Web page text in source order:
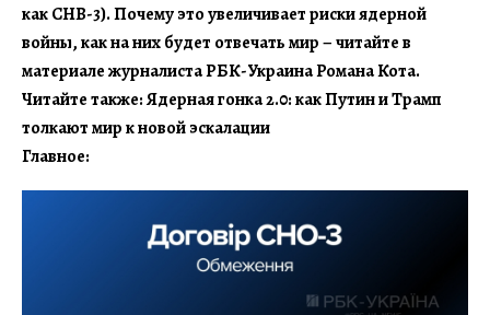
как СНВ-3). Почему это увеличивает риски ядерной
войны, как на них будет отвечать мир – читайте в
материале журналиста РБК-Украина Романа Кота.
Читайте также: Ядерная гонка 2.0: как Путин и Трамп
толкают мир к новой эскалации
Главное: